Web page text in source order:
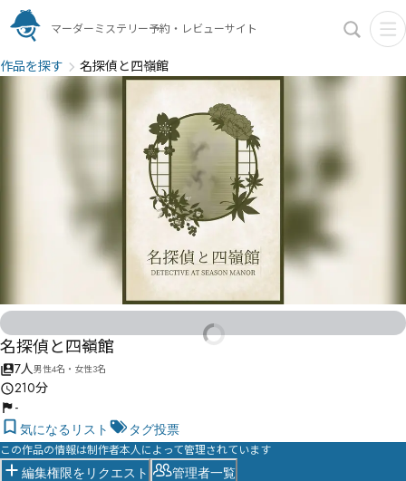
マーダーミステリー予約・レビューサイト
作品を探す 名探偵と四嶺館
名探偵と四嶺館
7人男性4名・女性3名
210分
-
気になるリスト タグ投票
この作品の情報は制作者本人によって管理されています
編集権限をリクエスト 管理者一覧